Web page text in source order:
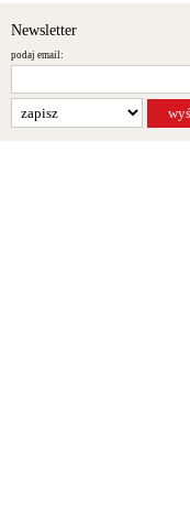
Newsletter
podaj email: